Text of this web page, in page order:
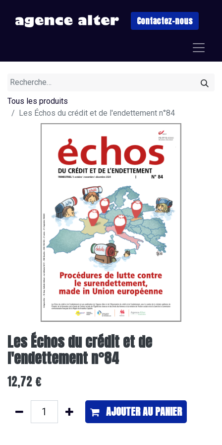
Contactez-nous
Tous les produits
Les Échos du crédit et de l'endettement n°84
Les Échos du crédit et de
l'endettement n°84
12,72€
AJOUTER ​AU PANIER